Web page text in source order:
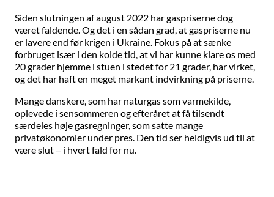
Siden slutningen af august 2022 har gaspriserne dog
været faldende. Og det i en sådan grad, at gaspriserne nu
er lavere end før krigen i Ukraine. Fokus på at sænke
forbruget især i den kolde tid, at vi har kunne klare os med
20 grader hjemme i stuen i stedet for 21 grader, har virket,
og det har haft en meget markant indvirkning på priserne.
Mange danskere, som har naturgas som varmekilde,
oplevede i sensommeren og efteråret at få tilsendt
særdeles høje gasregninger, som satte mange
privatøkonomier under pres. Den tid ser heldigvis ud til at
være slut – i hvert fald for nu.